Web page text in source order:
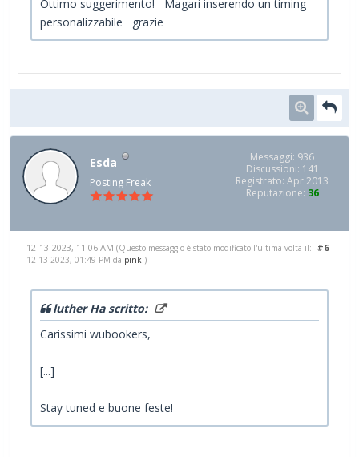
Ottimo suggerimento! Magari inserendo un timing
personalizzabile grazie
Esda
Posting Freak
Messaggi: 936
Discussioni: 141
Registrato: Apr 2013
Reputazione: 36
#6
12-13-2023, 11:06 AM (Questo messaggio è stato modificato l'ultima volta il:
12-13-2023, 01:49 PM da pink.)
luther Ha scritto:
Carissimi wubookers,
[...]
Stay tuned e buone feste!